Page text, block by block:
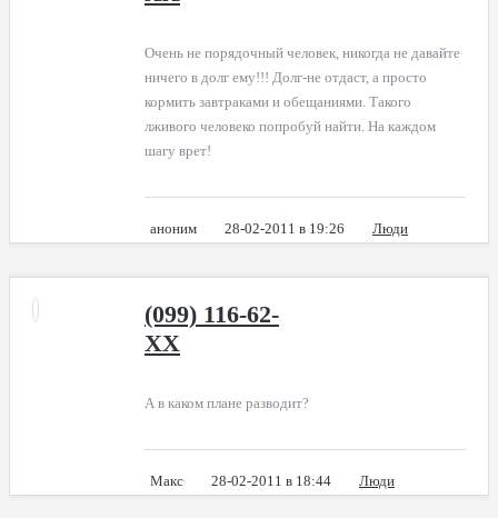
Очень не порядочный человек, никогда не давайте
ничего в долг ему!!! Долг-не отдаст, а просто
кормить завтраками и обещаниями. Такого
лживого человеко попробуй найти. На каждом
шагу врет!
аноним 28-02-2011 в 19:26 Люди
(099) 116-62-
XX
А в каком плане разводит?
Макс 28-02-2011 в 18:44 Люди